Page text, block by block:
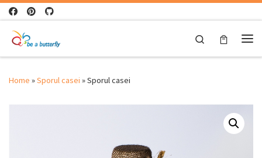
Skip to content
Search
Home »Sporul casei »Sporul casei